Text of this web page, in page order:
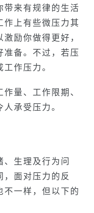
带来有规律的生活
作上有些微压力其
励你做得更好，
准备。不过，若压
作压力。
量、工作限期、
承受压力。
、生理及行为问
，面对压力的反
不一样，但以下的